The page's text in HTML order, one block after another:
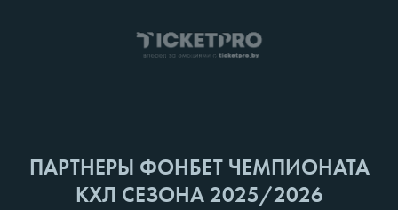
ПАРТНЕРЫ ФОНБЕТ ЧЕМПИОНАТА
КХЛ СЕЗОНА 2025/2026